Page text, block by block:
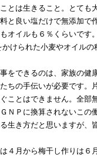
とは生きること。とても
と良い塩だけで無添加で
オイルも６％くらいです
かけられた小麦やオイルの
をできるのは、家族の健
ちの手伝いが必要です。
ことはできません。全部
ＮＰに換算されないこの
生き方だと思いますが、
４月から梅干し作りは６